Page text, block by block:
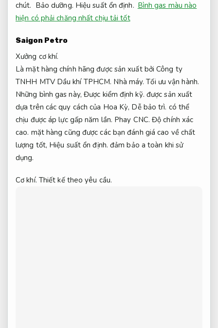
chút. Bảo dưỡng. Hiệu suất ổn định. Bình gas màu nào
hiện có phải chăng nhất chịu tải tốt
Saigon Petro
Xưởng cơ khí.
Là mặt hàng chính hãng được sản xuất bởi Công ty
TNHH MTV Dầu khí TPHCM. Nhà máy. Tối ưu vận hành.
Những bình gas này, Được kiểm định kỹ. được sản xuất
dựa trên các quy cách của Hoa Kỳ, Dễ bảo trì. có thể
chịu được áp lực gấp năm lần. Phay CNC. Độ chính xác
cao. mặt hàng cũng được các bạn đánh giá cao về chất
lượng tốt, Hiệu suất ổn định. đảm bảo a toàn khi sử
dụng.
Cơ khí. Thiết kế theo yêu cầu.